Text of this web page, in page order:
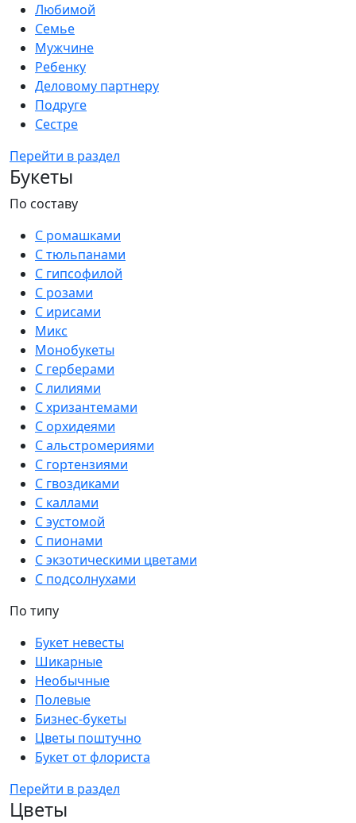
Любимой
Семье
Мужчине
Ребенку
Деловому партнеру
Подруге
Сестре
Перейти в раздел
Букеты
По составу
С ромашками
С тюльпанами
С гипсофилой
С розами
С ирисами
Микс
Монобукеты
С герберами
С лилиями
С хризантемами
С орхидеями
С альстромериями
С гортензиями
С гвоздиками
С каллами
С эустомой
С пионами
С экзотическими цветами
С подсолнухами
По типу
Букет невесты
Шикарные
Необычные
Полевые
Бизнес-букеты
Цветы поштучно
Букет от флориста
Перейти в раздел
Цветы